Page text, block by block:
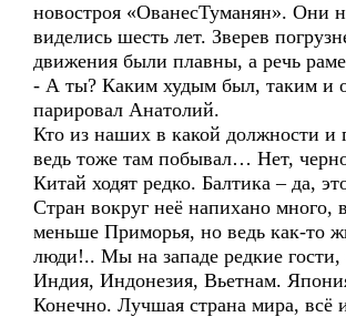
новостроя «ОванесТуманян». Они
виделись шесть лет. Зверев
движения были плавны, а речь
- А ты? Каким худым был, таким и
парировал Анатолий.
Кто из наших в какой должности и
ведь тоже там побывал… Нет,
Китай ходят редко. Балтика – да,
Стран вокруг неё напихано много,
меньше Приморья, но ведь как-то
люди!.. Мы на западе редкие
Индия, Индонезия, Вьетнам.
Конечно. Лучшая страна мира, всё